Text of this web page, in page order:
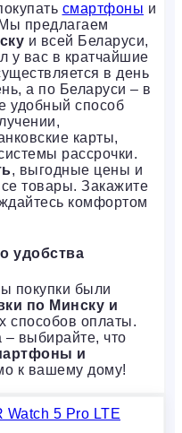
смартфоны и
предлагаем
и всей Беларуси,
у вас в кратчайшие
в день
а по Беларуси – в
удобный способ
карты,
рассрочки.
, выгодные цены и
товары. Закажите
комфортом
удобства
покупки были
по Минску и
способов оплаты.
– выбирайте, что
и
к вашему дому!